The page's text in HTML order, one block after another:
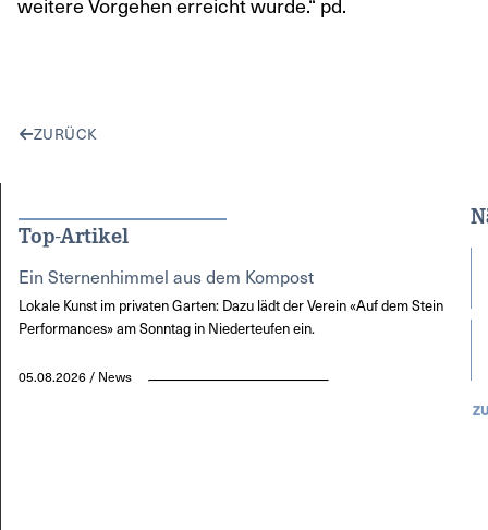
ZURÜCK
Top-Artikel
Ein Sternenhimmel aus dem Kompost
Lokale Kunst im privaten Garten: Dazu lädt der Verein «Auf dem Stein
Performances» am Sonntag in Niederteufen ein.
05.08.2026 / News